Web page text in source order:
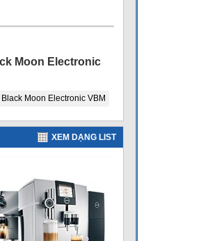
Moon Electronic
Moon Electronic VBM
XEM DẠNG LIST